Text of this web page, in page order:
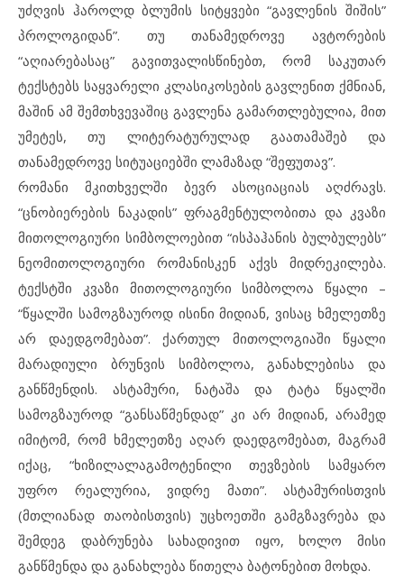
უძღვის ჰაროლდ ბლუმის სიტყვები “გავლენის შიშის”
პროლოგიდან”. თუ თანამედროვე ავტორების
“აღიარებასაც” გავითვალისწინებთ, რომ საკუთარ
ტექსტებს საყვარელი კლასიკოსების გავლენით ქმნიან,
მაშინ ამ შემთხვევაშიც გავლენა გამართლებულია, მით
უმეტეს, თუ ლიტერატურულად გაათამაშებ და
თანამედროვე სიტუაციებში ლამაზად “შეფუთავ”.
რომანი მკითხველში ბევრ ასოციაციას აღძრავს.
“ცნობიერების ნაკადის” ფრაგმენტულობითა და კვაზი
მითოლოგიური სიმბოლოებით “ისპაჰანის ბულბულებს”
ნეომითოლოგიური რომანისკენ აქვს მიდრეკილება.
ტექსტში კვაზი მითოლოგიური სიმბოლოა წყალი –
“წყალში სამოგზაუროდ ისინი მიდიან, ვისაც ხმელეთზე
არ დაედგომებათ”. ქართულ მითოლოგიაში წყალი
მარადიული ბრუნვის სიმბოლოა, განახლებისა და
განწმენდის. ასტამური, ნატაშა და ტატა წყალში
სამოგზაუროდ “განსაწმენდად” კი არ მიდიან, არამედ
იმიტომ, რომ ხმელეთზე აღარ დაედგომებათ, მაგრამ
იქაც, “ხიზილალაგამოტენილი თევზების სამყარო
უფრო რეალურია, ვიდრე მათი”. ასტამურისთვის
(მთლიანად თაობისთვის) უცხოეთში გამგზავრება და
შემდეგ დაბრუნება სახადივით იყო, ხოლო მისი
განწმენდა და განახლება წითელა ბატონებით მოხდა.